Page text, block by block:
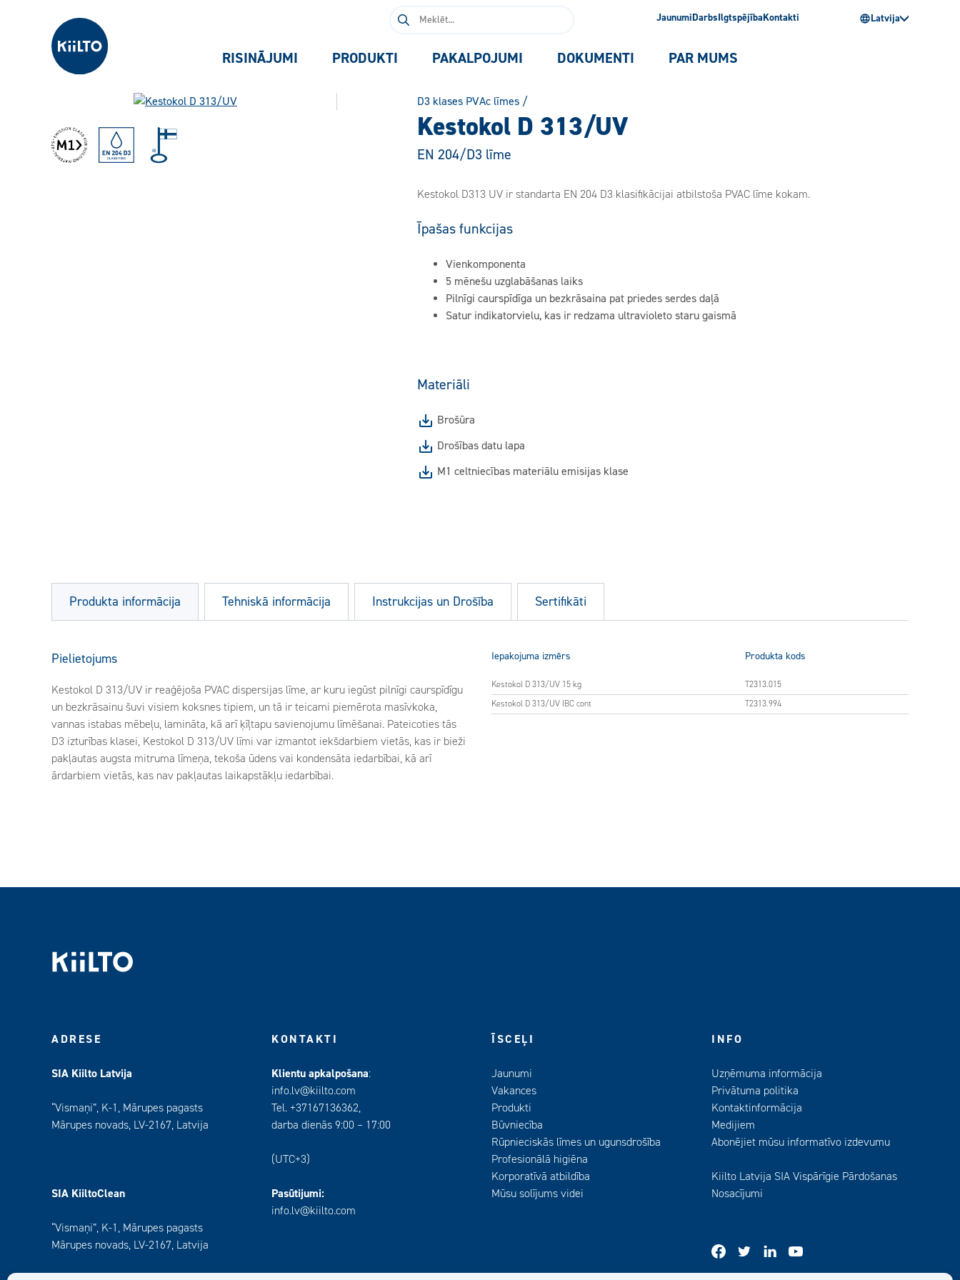
Kiilto Latvija Meklēt: JaunumiDarbsIlgtspējībaKontakti Latvija
RISINĀJUMI PRODUKTI PAKALPOJUMI DOKUMENTI PAR MUMS
D3 klases PVAc līmes /
Kestokol D 313/UV
EN 204/D3 līme
Kestokol D313 UV ir standarta EN 204 D3 klasifikācijai atbilstoša PVAC līme kokam.
Īpašas funkcijas
Vienkomponenta
5 mēnešu uzglabāšanas laiks
Pilnīgi caurspīdīga un bezkrāsaina pat priedes serdes daļā
Satur indikatorvielu, kas ir redzama ultravioleto staru gaismā
Materiāli
Brošūra
Drošības datu lapa
M1 celtniecības materiālu emisijas klase
Produkta informācija
Pielietojums
Kestokol D 313/UV ir reaģējoša PVAC dispersijas līme, ar kuru iegūst pilnīgi caurspīdīgu
un bezkrāsainu šuvi visiem koksnes tipiem, un tā ir teicami piemērota masīvkoka,
vannas istabas mēbeļu, lamināta, kā arī ķīļtapu savienojumu līmēšanai. Pateicoties tās
D3 izturības klasei, Kestokol D 313/UV līmi var izmantot iekšdarbiem vietās, kas ir bieži
pakļautas augsta mitruma līmeņa, tekoša ūdens vai kondensāta iedarbībai, kā arī
ārdarbiem vietās, kas nav pakļautas laikapstākļu iedarbībai.
Iepakojuma izmērs Produkta kods
Kestokol D 313/UV 15 kg
T2313.015
Kestokol D 313/UV IBC cont
T2313.994
Tehniskā informācija Instrukcijas un Drošība Sertifikāti
ADRESE
SIA Kiilto Latvija
“Vismaņi”, K-1, Mārupes pagasts
Mārupes novads, LV-2167, Latvija
SIA KiiltoClean
“Vismaņi”, K-1, Mārupes pagasts
Mārupes novads, LV-2167, Latvija
KONTAKTI
Klientu apkalpošana:
info.lv@kiilto.com
Tel. +37167136362,
darba dienās 9:00 – 17:00
(UTC+3)
Pasūtijumi:
info.lv@kiilto.com
ĪSCEĻI
Jaunumi
Vakances
Produkti
Būvniecība
Rūpnieciskās līmes un ugunsdrošība
Profesionālā higiēna
Korporatīvā atbildība
Mūsu solījums videi
INFO
Uzņēmuma informācija
Privātuma politika
Kontaktinformācija
Medijiem
Abonējiet mūsu informatīvo izdevumu
Kiilto Latvija SIA Vispārīgie Pārdošanas
Nosacījumi
facebooktwitter linkedinyoutube